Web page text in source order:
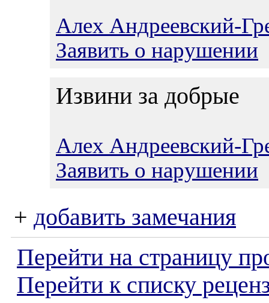
Алех Андреевский-
Заявить о нарушении
Извини за добрые
Алех Андреевский-
Заявить о нарушении
+ добавить замечания
Перейти на страницу
Перейти к списку